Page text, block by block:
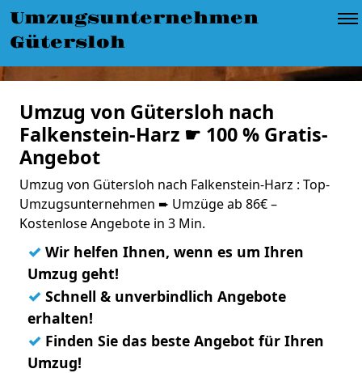
Umzugsunternehmen
Gütersloh
Umzug von Gütersloh nach
Falkenstein-Harz ☛ 100 % Gratis-
Angebot
Umzug von Gütersloh nach Falkenstein-Harz : Top-
Umzugsunternehmen ➨ Umzüge ab 86€ –
Kostenlose Angebote in 3 Min.
✓ Wir helfen Ihnen, wenn es um Ihren
Umzug geht!
✓ Schnell & unverbindlich Angebote
erhalten!
✓ Finden Sie das beste Angebot für Ihren
Umzug!